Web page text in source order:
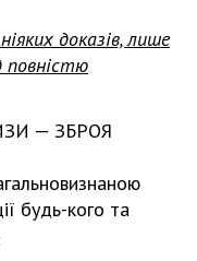
доказів, лише
повністю
— ЗБРОЯ
будь-кого та